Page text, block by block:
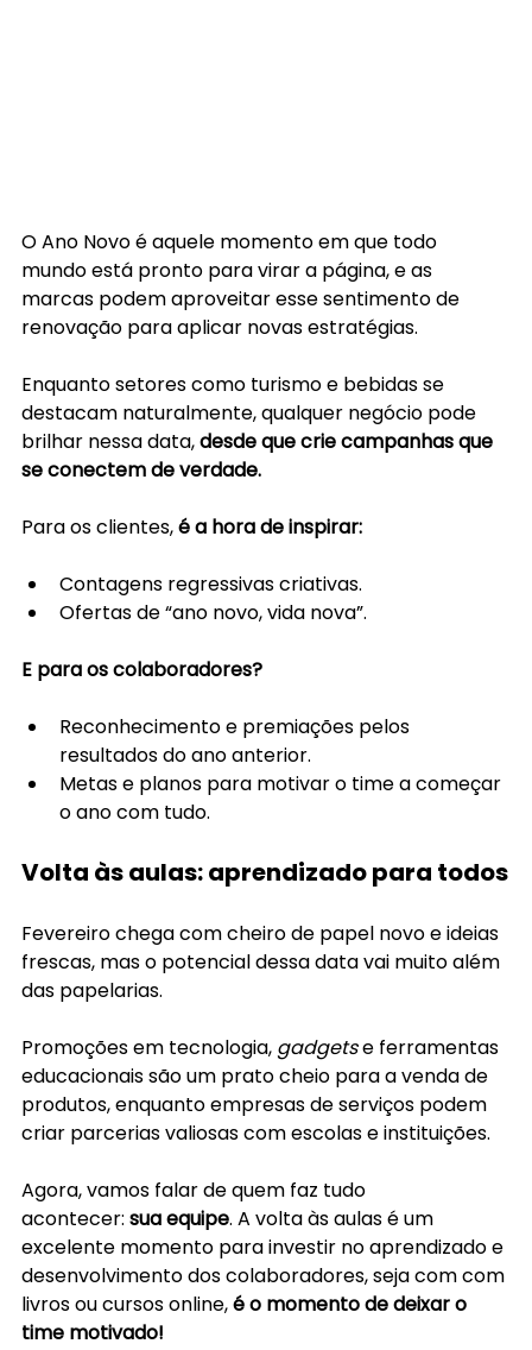
O Ano Novo é aquele momento em que todo
mundo está pronto para virar a página, e as
marcas podem aproveitar esse sentimento de
renovação para aplicar novas estratégias.
Enquanto setores como turismo e bebidas se
destacam naturalmente, qualquer negócio pode
brilhar nessa data, desde que crie campanhas que
se conectem de verdade.
Para os clientes, é a hora de inspirar:
Contagens regressivas criativas.
Ofertas de “ano novo, vida nova”.
E para os colaboradores?
Reconhecimento e premiações pelos
resultados do ano anterior.
Metas e planos para motivar o time a começar
o ano com tudo.
Volta às aulas: aprendizado para todos
Fevereiro chega com cheiro de papel novo e ideias
frescas, mas o potencial dessa data vai muito além
das papelarias.
Promoções em tecnologia, gadgets e ferramentas
educacionais são um prato cheio para a venda de
produtos, enquanto empresas de serviços podem
criar parcerias valiosas com escolas e instituições.
Agora, vamos falar de quem faz tudo
acontecer: sua equipe. A volta às aulas é um
excelente momento para investir no aprendizado e
desenvolvimento dos colaboradores, seja com com
livros ou cursos online, é o momento de deixar o
time motivado!